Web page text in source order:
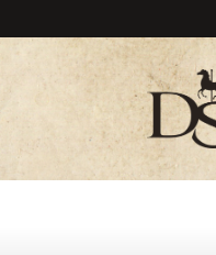
au
contenu